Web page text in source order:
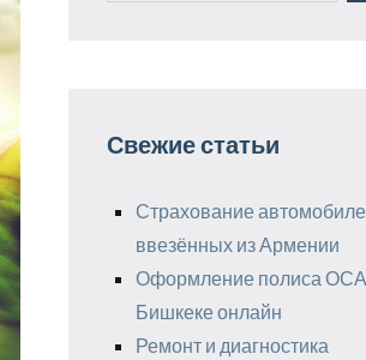
Свежие статьи
Страхование
ввезённых из Армении
Оформление полиса
Бишкеке онлайн
Ремонт и диагностика